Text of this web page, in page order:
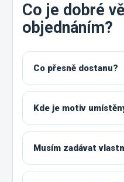
Co je dobré
objednáním?
Co přesně dostanu?
Kde je motiv
Musím zadávat